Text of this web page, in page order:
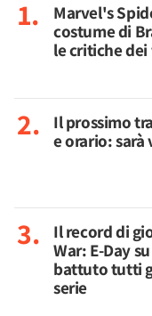
Marvel's
costume di
le critiche dei
Il prossimo
e orario:
Il record di
War: E-Day
battuto tutti
serie